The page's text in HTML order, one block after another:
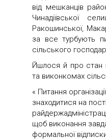
від мешканців
Чинадіївської
Ракошинської,
за все турбують
сільського
Йшлося й про стан
та виконкомах
« Питання
знаходитися на
щоб виконання
формальної